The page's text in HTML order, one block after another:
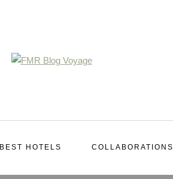
BEST HOTELS COLLABORATIONS